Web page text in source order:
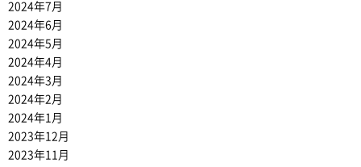
2024年7月
2024年6月
2024年5月
2024年4月
2024年3月
2024年2月
2024年1月
2023年12月
2023年11月